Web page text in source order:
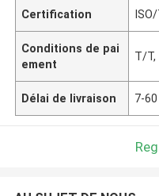
Certification
Conditions de pai
ement
T/T,
Délai de livraison 7-